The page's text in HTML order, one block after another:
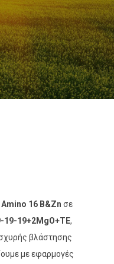
Amino 16 B&Zn σε
19-19+2MgO+TE,
βλάστησης
με εφαρμογές